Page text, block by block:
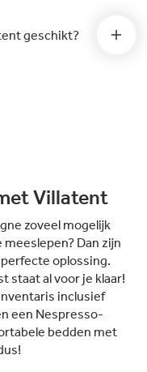
geschikt?
Villatent
zoveel mogelijk
Dan zijn
oplossing.
staat al voor je klaar!
inclusief
een Nespresso-
bedden met